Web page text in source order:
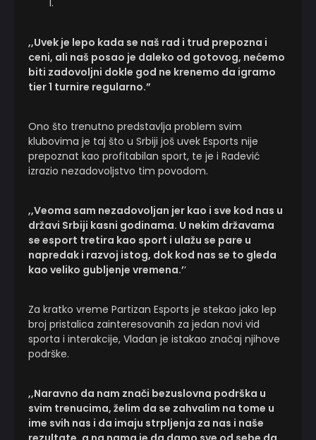
,,Uvek je lepo kada se naš rad i trud prepozna i
ceni, ali naš posao je daleko od gotovog, nećemo
biti zadovoljni dokle god ne krenemo da igramo
tier 1 turnire regularno.”
Ono što trenutno predstavlja problem svim
klubovima je taj što u Srbiji još uvek Esports nije
prepoznat kao profitabilan sport, te je i Radević
izrazio nezadovoljstvo tim povodom.
,,Veoma sam nezadovoljan jer kao i sve kod nas u
državi Srbiji kasni godinama. U nekim državama
se esport tretira kao sport i ulažu se pare u
napredak i razvoj istog, dok kod nas se to gleda
kao veliko gubljenje vremena.’‘
Za kratko vreme Partizan Esports je stekao jako lep
broj pristalica zainteresovanih za jedan novi vid
sporta i interakcije, Vladan je istakao značaj njihove
podrške.
,,Naravno da nam znači bezuslovna podrška u
svim trenucima, želim da se zahvalim na tome u
ime svih nas i da imaju strpljenja za nas i naše